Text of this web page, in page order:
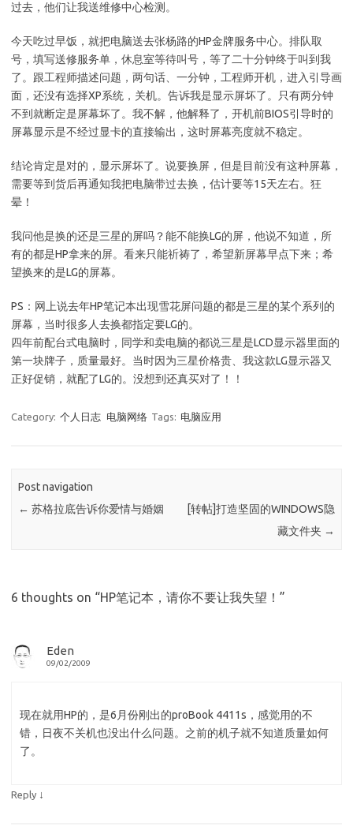
过去，他们让我送维修中心检测。
今天吃过早饭，就把电脑送去张杨路的HP金牌服务中心。排队取
号，填写送修服务单，休息室等待叫号，等了二十分钟终于叫到我
了。跟工程师描述问题，两句话、一分钟，工程师开机，进入引导画
面，还没有选择XP系统，关机。告诉我是显示屏坏了。只有两分钟
不到就断定是屏幕坏了。我不解，他解释了，开机前BIOS引导时的
屏幕显示是不经过显卡的直接输出，这时屏幕亮度就不稳定。
结论肯定是对的，显示屏坏了。说要换屏，但是目前没有这种屏幕，
需要等到货后再通知我把电脑带过去换，估计要等15天左右。狂
晕！
我问他是换的还是三星的屏吗？能不能换LG的屏，他说不知道，所
有的都是HP拿来的屏。看来只能祈祷了，希望新屏幕早点下来；希
望换来的是LG的屏幕。
PS：网上说去年HP笔记本出现雪花屏问题的都是三星的某个系列的
屏幕，当时很多人去换都指定要LG的。
四年前配台式电脑时，同学和卖电脑的都说三星是LCD显示器里面的
第一块牌子，质量最好。当时因为三星价格贵、我这款LG显示器又
正好促销，就配了LG的。没想到还真买对了！！
Category: 个人日志 电脑网络 Tags: 电脑应用
Post navigation
← 苏格拉底告诉你爱情与婚姻
[转帖]打造坚固的WINDOWS隐
藏文件夹 →
6 thoughts on “HP笔记本，请你不要让我失望！ ”
Eden
09/02/2009
现在就用HP的，是6月份刚出的proBook 4411s，感觉用的不
错，日夜不关机也没出什么问题。之前的机子就不知道质量如何
了。
Reply ↓